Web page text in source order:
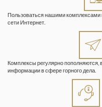
Пользоваться нашими
сети Интернет.
Комплексы регулярно пополняются,
информации в сфере горного дела.